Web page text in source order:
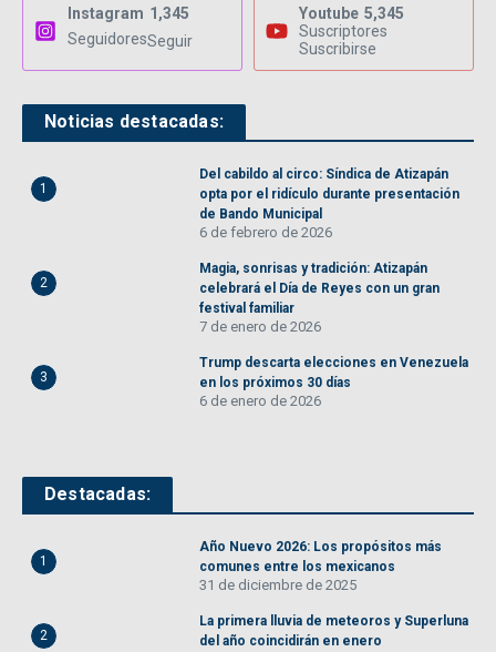
Instagram 1,345
SeguidoresSeguir
Youtube 5,345
Suscriptores
Suscribirse
Noticias destacadas:
1
Del cabildo al circo: Síndica de Atizapán
opta por el ridículo durante presentación
de Bando Municipal
6 de febrero de 2026
2
Magia, sonrisas y tradición: Atizapán
celebrará el Día de Reyes con un gran
festival familiar
7 de enero de 2026
3
Trump descarta elecciones en Venezuela
en los próximos 30 días
6 de enero de 2026
Destacadas:
1
Año Nuevo 2026: Los propósitos más
comunes entre los mexicanos
31 de diciembre de 2025
2
La primera lluvia de meteoros y Superluna
del año coincidirán en enero